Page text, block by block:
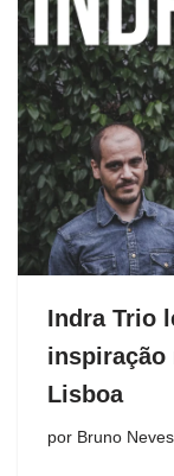
Indra Trio
inspiração
Lisboa
por Bruno Neves